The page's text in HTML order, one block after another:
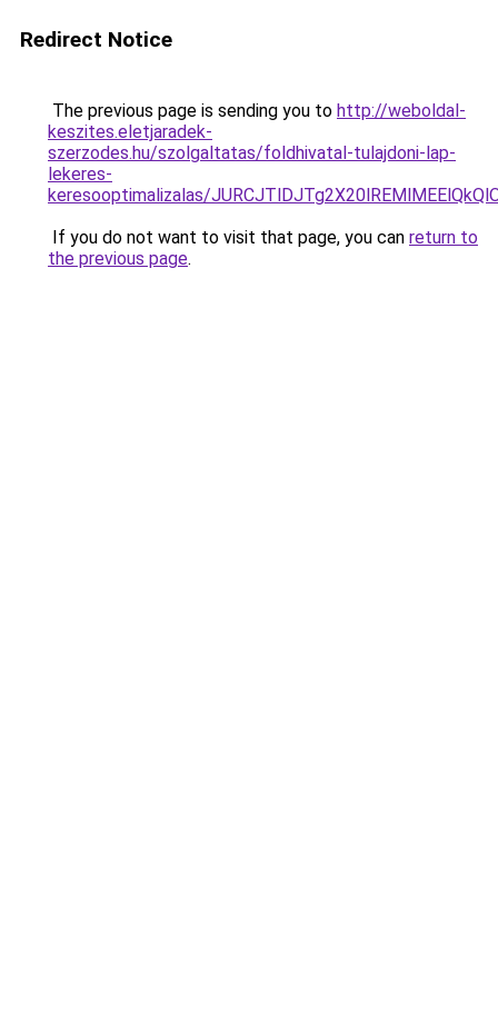
Redirect Notice
The previous page is sending you to http://weboldal-
keszites.eletjaradek-
szerzodes.hu/szolgaltatas/foldhivatal-tulajdoni-lap-
lekeres-
keresooptimalizalas/
If you do not want to visit that page, you can return to
the previous page.